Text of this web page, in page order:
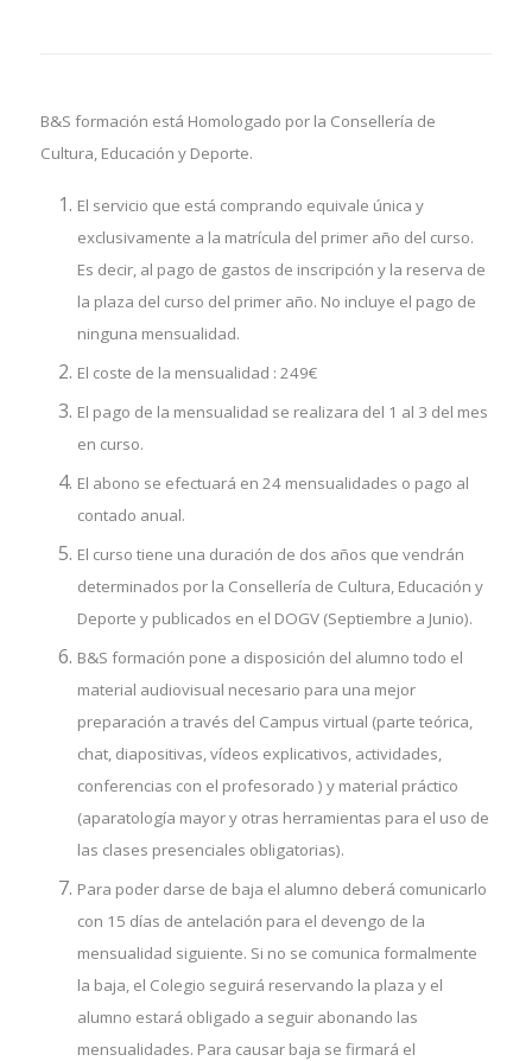
B&S formación está Homologado por la Consellería de
Cultura, Educación y Deporte.
El servicio que está comprando equivale única y
exclusivamente a la matrícula del primer año del curso.
Es decir, al pago de gastos de inscripción y la reserva de
la plaza del curso del primer año. No incluye el pago de
ninguna mensualidad.
El coste de la mensualidad : 249€
El pago de la mensualidad se realizara del 1 al 3 del mes
en curso.
El abono se efectuará en 24 mensualidades o pago al
contado anual.
El curso tiene una duración de dos años que vendrán
determinados por la Consellería de Cultura, Educación y
Deporte y publicados en el DOGV (Septiembre a Junio).
B&S formación pone a disposición del alumno todo el
material audiovisual necesario para una mejor
preparación a través del Campus virtual (parte teórica,
chat, diapositivas, vídeos explicativos, actividades,
conferencias con el profesorado ) y material práctico
(aparatología mayor y otras herramientas para el uso de
las clases presenciales obligatorias).
Para poder darse de baja el alumno deberá comunicarlo
con 15 días de antelación para el devengo de la
mensualidad siguiente. Si no se comunica formalmente
la baja, el Colegio seguirá reservando la plaza y el
alumno estará obligado a seguir abonando las
mensualidades. Para causar baja se firmará el